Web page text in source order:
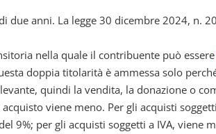
due anni. La legge 30 dicembre 2024,
nella quale il contribuente può essere
doppia titolarità è ammessa solo
quindi la vendita, la donazione o
viene meno. Per gli acquisti
9%; per gli acquisti soggetti a IVA,